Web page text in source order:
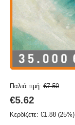
Παλιά τιμή: €7.50
€5.62
Κερδίζετε: €1.88 (25%)